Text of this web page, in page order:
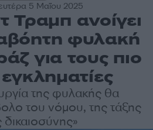
5 Μαΐου 2025
Τραμπ ανοίγει
φυλακή
για τους πιο
της φυλακής θα
του νόμου, της τάξης
δικαιοσύνης»